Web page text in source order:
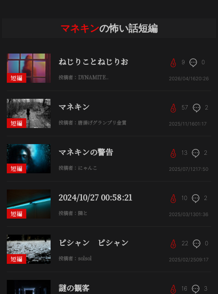
マネキンの怖い話短編
短編
ねじりことねじりお
投稿者：DYNAMITE..
9 0
2026/04/1620:26
短編
マネキン
投稿者：唐揚げグランプリ金賞
57 2
2025/11/1601:17
短編
マネキンの警告
投稿者：にゃんこ
13 2
2025/07/1217:50
短編
2024/10/27 00:58:21
投稿者：隣と
10 2
2025/03/1301:36
短編
ピシャン ピシャン
投稿者：solsol
22 0
2025/02/2509:17
謎の観客 16 3